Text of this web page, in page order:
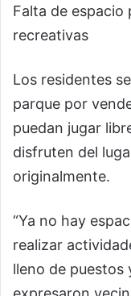
Falta de espacio
recreativas
Los residentes
parque por
puedan jugar
disfruten del
originalmente.
“Ya no hay
realizar
lleno de puestos